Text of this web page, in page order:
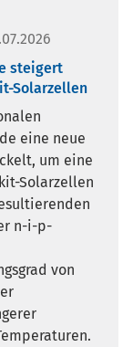
steigert
Solarzellen
eine neue
um eine
Solarzellen
n-i-p-
von